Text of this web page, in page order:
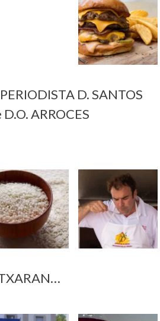
D. SANTOS
ARROCES